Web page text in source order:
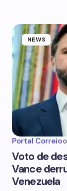
NEWS
Portal Correio
Voto de
Vance
Venezuela